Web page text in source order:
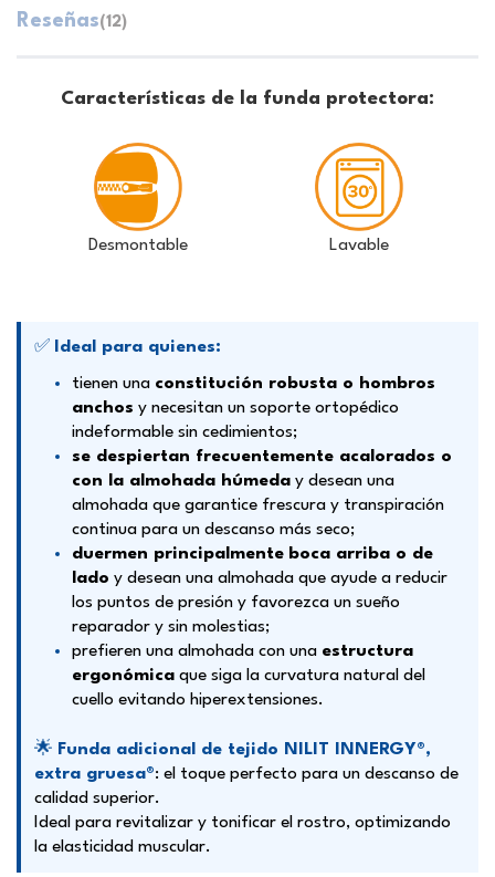
Reseñas(12)
Características de la funda protectora:
Desmontable Lavable
✅ Ideal para quienes:
tienen una constitución robusta o hombros
anchos y necesitan un soporte ortopédico
indeformable sin cedimientos;
se despiertan frecuentemente acalorados o
con la almohada húmeda y desean una
almohada que garantice frescura y transpiración
continua para un descanso más seco;
duermen principalmente boca arriba o de
lado y desean una almohada que ayude a reducir
los puntos de presión y favorezca un sueño
reparador y sin molestias;
prefieren una almohada con una estructura
ergonómica que siga la curvatura natural del
cuello evitando hiperextensiones.
🌟 Funda adicional de tejido NILIT INNERGY®,
extra gruesa®: el toque perfecto para un descanso de
calidad superior.
Ideal para revitalizar y tonificar el rostro, optimizando
la elasticidad muscular.